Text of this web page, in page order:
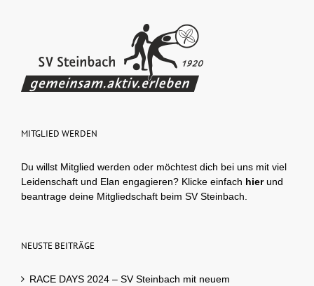
MITGLIED WERDEN
Du willst Mitglied werden oder möchtest dich bei uns mit viel
Leidenschaft und Elan engagieren? Klicke einfach hierund
beantrage deine Mitgliedschaft beim SV Steinbach.
NEUSTE BEITRÄGE
RACE DAYS 2024 – SV Steinbach mit neuem